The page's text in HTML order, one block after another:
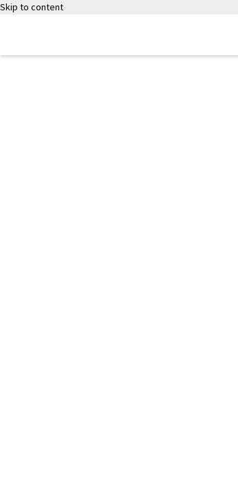
Skip to content